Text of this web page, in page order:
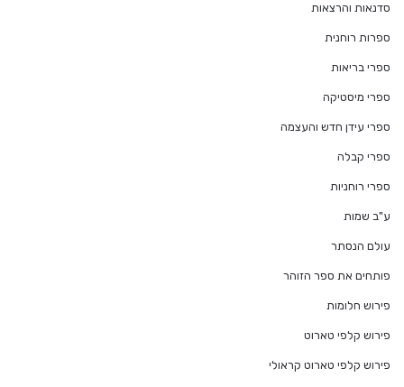
סדנאות והרצאות
ספרות רוחנית
ספרי בריאות
ספרי מיסטיקה
ספרי עידן חדש והעצמה
ספרי קבלה
ספרי רוחניות
ע"ב שמות
עולם הנסתר
פותחים את ספר הזוהר
פירוש חלומות
פירוש קלפי טארוט
פירוש קלפי טארוט קראולי